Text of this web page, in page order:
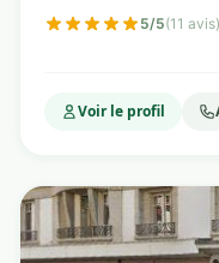
5/5(11 avis)
Voir le profil